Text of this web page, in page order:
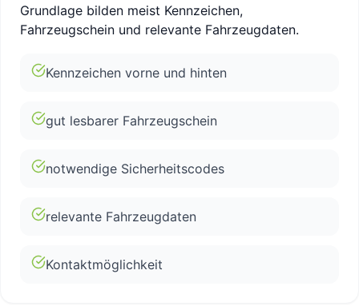
Grundlage bilden meist Kennzeichen,
Fahrzeugschein und relevante Fahrzeugdaten.
Kennzeichen vorne und hinten
gut lesbarer Fahrzeugschein
notwendige Sicherheitscodes
relevante Fahrzeugdaten
Kontaktmöglichkeit